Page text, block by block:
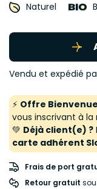
Naturel
Vendu et expédié
⚡ Offre Bienvenue
vous inscrivant à
💚 Déjà client(e) ?
carte adhérent
Frais de port
Retour gratuit